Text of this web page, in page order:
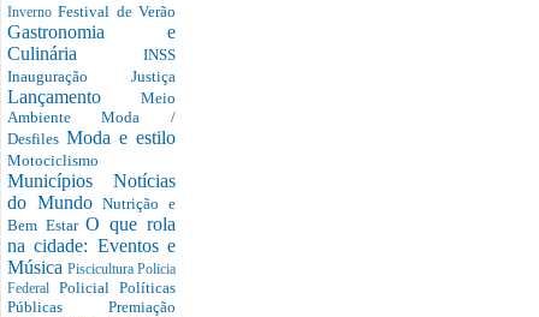
InvernoFestival de Verão
Gastronomia e
Culinária INSS
Inauguração Justiça
Lançamento Meio
AmbienteModa /
Desfiles Moda e estilo
Motociclismo
Municípios Notícias
do MundoNutrição e
Bem EstarO que rola
na cidade: Eventos e
Música Piscicultura Policia
Federal Policial Políticas
Públicas Premiação